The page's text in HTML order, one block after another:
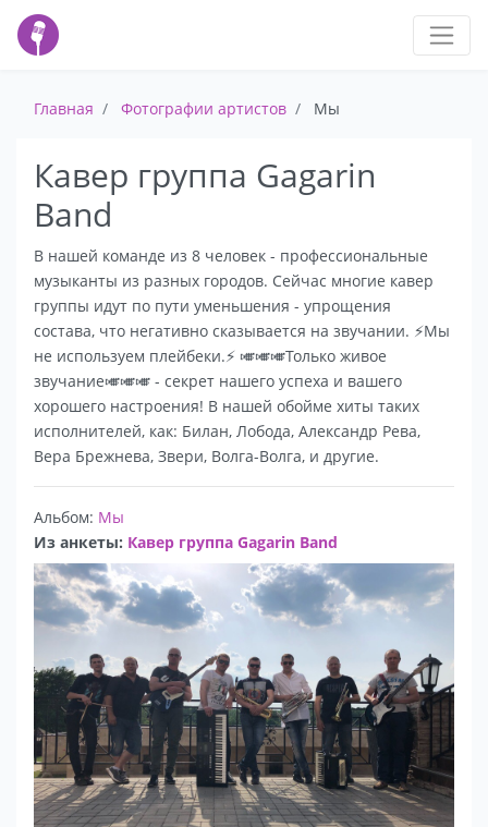
Главная Фотографии артистов Мы
Кавер группа Gagarin
Band
В нашей команде из 8 человек - профессиональные
музыканты из разных городов. Сейчас многие кавер
группы идут по пути уменьшения - упрощения
состава, что негативно сказывается на звучании. ⚡Мы
не используем плейбеки.⚡ 🎺🎺🎺Только живое
звучание🎺🎺🎺 - секрет нашего успеха и вашего
хорошего настроения! В нашей обойме хиты таких
исполнителей, как: Билан, Лобода, Александр Рева,
Вера Брежнева, Звери, Волга-Волга, и другие.
Альбом: Мы
Из анкеты: Кавер группа Gagarin Band